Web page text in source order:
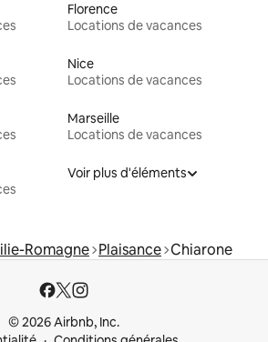
Florence
Locations de vacances
Nice
Locations de vacances
Marseille
Locations de vacances
Voir plus d'éléments
Romagne Plaisance Chiarone
© 2026 Airbnb, Inc.